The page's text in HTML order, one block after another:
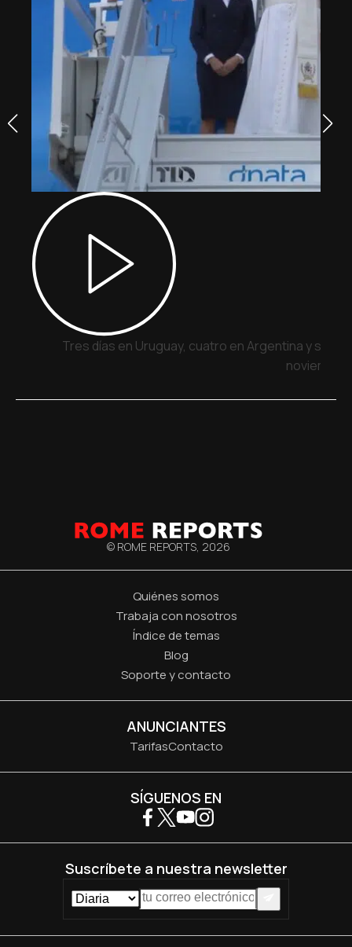
Tres días en Uruguay, cuatro en Argentina y siete
noviembre
© ROME REPORTS, 2026
Quiénes somos
Trabaja con nosotros
Índice de temas
Blog
Soporte y contacto
ANUNCIANTES
TarifasContacto
SÍGUENOS EN
Suscríbete a nuestra newsletter